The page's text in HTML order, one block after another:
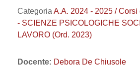
Categoria A.A. 2024 - 2025 /
- SCIENZE PSICOLOGICHE
LAVORO (Ord. 2023)
Docente: Debora De Chiusole